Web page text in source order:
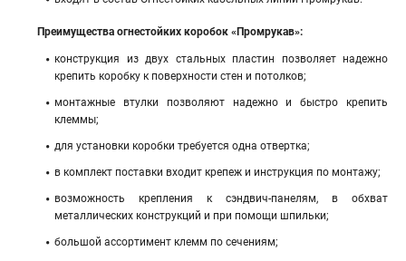
Преимущества огнестойких коробок «Промрукав»:
конструкция из двух стальных пластин позволяет надежно
крепить коробку к поверхности стен и потолков;
монтажные втулки позволяют надежно и быстро крепить
клеммы;
для установки коробки требуется одна отвертка;
в комплект поставки входит крепеж и инструкция по монтажу;
возможность крепления к сэндвич-панелям, в обхват
металлических конструкций и при помощи шпильки;
большой ассортимент клемм по сечениям;